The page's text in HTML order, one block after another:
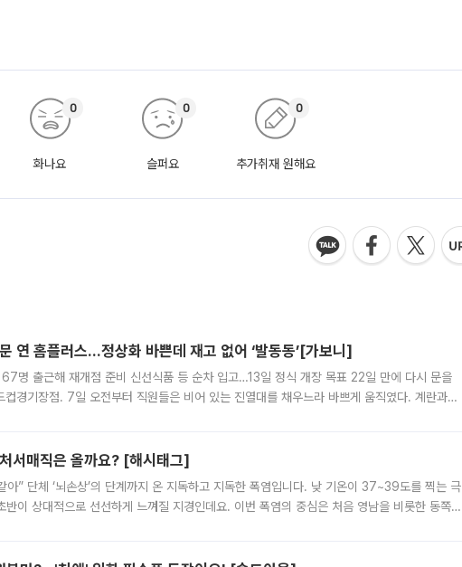
화나요
0
슬퍼요
0
추가취재 원해요
0
연 홈플러스…정상화 바쁜데 재고 없어 ‘발동동’[가보니]
67명 출근해 재개점 준비 신선식품 등 순차 입고…13일 정식 개장 목표 22일 만에 다시 문을
컵경기장점. 7일 오전부터 직원들은 비어 있는 진열대를 채우느라 바쁘게 움직였다. 계란과
서매직은 올까요? [해시태그]
아” 단체 ‘뇌손상’의 단계까지 온 지독하고 지독한 폭염입니다. 낮 기온이 37~39도를 찍는 극
이 상대적으로 선선하게 느껴질 지경인데요. 이번 폭염의 중심은 처음 영남을 비롯한 동쪽